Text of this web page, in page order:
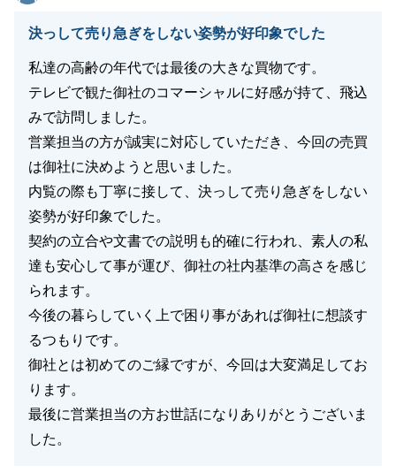
決っして売り急ぎをしない姿勢が好印象でした
私達の高齢の年代では最後の大きな買物です。
テレビで観た御社のコマーシャルに好感が持て、飛込
みで訪問しました。
営業担当の方が誠実に対応していただき、今回の売買
は御社に決めようと思いました。
内覧の際も丁寧に接して、決っして売り急ぎをしない
姿勢が好印象でした。
契約の立合や文書での説明も的確に行われ、素人の私
達も安心して事が運び、御社の社内基準の高さを感じ
られます。
今後の暮らしていく上で困り事があれば御社に想談す
るつもりです。
御社とは初めてのご縁ですが、今回は大変満足してお
ります。
最後に営業担当の方お世話になりありがとうございま
した。